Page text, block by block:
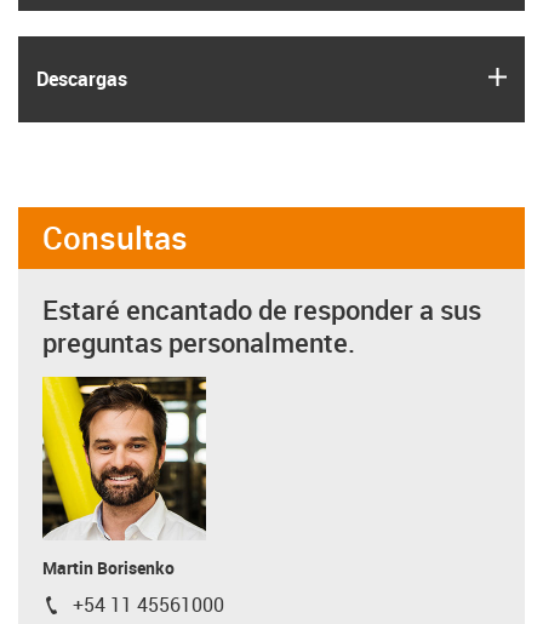
Descargas
Consultas
Estaré encantado de responder a sus
preguntas personalmente.
Martin Borisenko
igus-icon-phone
+54 11 45561000